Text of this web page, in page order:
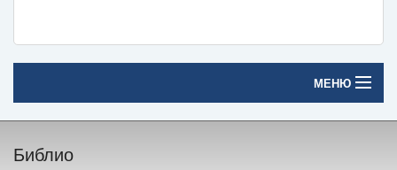
МЕНЮ
Начало
Печатни книги
Библио